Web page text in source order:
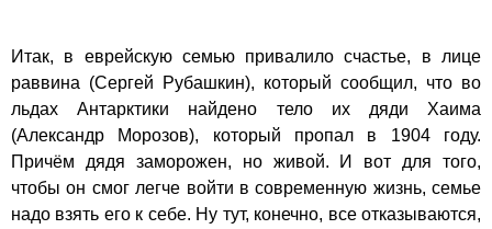
Итак, в еврейскую семью привалило счастье, в лице
раввина (Сергей Рубашкин), который сообщил, что во
льдах Антарктики найдено тело их дяди Хаима
(Александр Морозов), который пропал в 1904 году.
Причём дядя заморожен, но живой. И вот для того,
чтобы он смог легче войти в современную жизнь, семье
надо взять его к себе. Ну тут, конечно, все отказываются,